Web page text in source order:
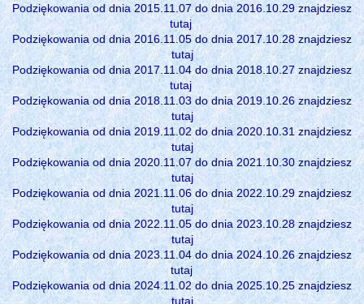
Podziękowania od dnia 2015.11.07 do dnia 2016.10.29 znajdziesz
tutaj
Podziękowania od dnia 2016.11.05 do dnia 2017.10.28 znajdziesz
tutaj
Podziękowania od dnia 2017.11.04 do dnia 2018.10.27 znajdziesz
tutaj
Podziękowania od dnia 2018.11.03 do dnia 2019.10.26 znajdziesz
tutaj
Podziękowania od dnia 2019.11.02 do dnia 2020.10.31 znajdziesz
tutaj
Podziękowania od dnia 2020.11.07 do dnia 2021.10.30 znajdziesz
tutaj
Podziękowania od dnia 2021.11.06 do dnia 2022.10.29 znajdziesz
tutaj
Podziękowania od dnia 2022.11.05 do dnia 2023.10.28 znajdziesz
tutaj
Podziękowania od dnia 2023.11.04 do dnia 2024.10.26 znajdziesz
tutaj
Podziękowania od dnia 2024.11.02 do dnia 2025.10.25 znajdziesz
tutaj